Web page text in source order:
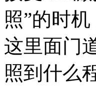
照”的时
这里面门
照到什么